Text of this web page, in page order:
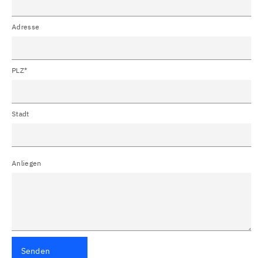
Adresse
PLZ*
Stadt
Anliegen
Senden